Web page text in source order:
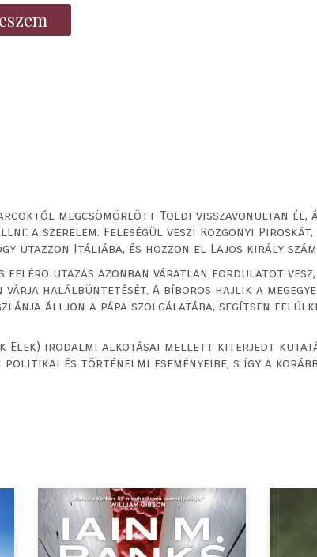
megcsömörlött Toldi visszavonultan él,
a szerelem. Feleségül veszi Rozgonyi
utazzon Itáliába, és hozzon el Lajos király
utazás azonban váratlan fordulatot
várja halálbüntetését. A bíboros hajlik a
álljon a pápa szolgálatába, segítsen
Elek) irodalmi alkotásai mellett kiterjedt
és történelmi eseményeibe, s így a